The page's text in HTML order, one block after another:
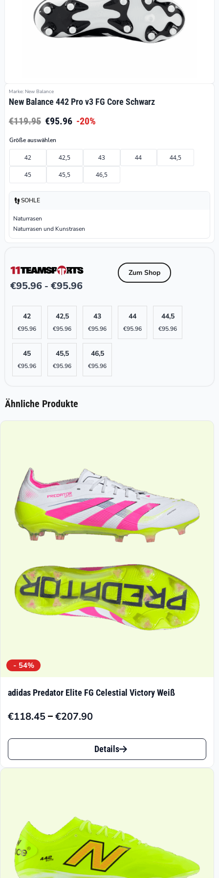
Marke: New Balance
New Balance 442 Pro v3 FG Core Schwarz
€119.95 €95.96 -20%
Größe auswählen
42 42,5 43 44 44,5
45 45,5 46,5
SOHLE
Naturrasen
Naturrasen und Kunstrasen
€95.96 - €95.96
Zum Shop
42
€95.96
42,5
€95.96
43
€95.96
44
€95.96
44,5
€95.96
45
€95.96
45,5
€95.96
46,5
€95.96
Ähnliche Produkte
- 54%
adidas Predator Elite FG Celestial Victory Weiß
€118.45–€207.90
Preisspanne:
€207.90
Dieses
Produkt
auf.
Die
Optionen
Details